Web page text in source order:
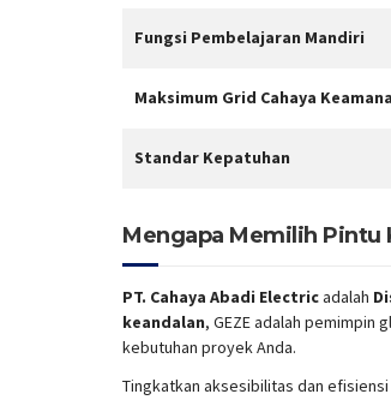
Fungsi Pembelajaran Mandiri
Maksimum Grid Cahaya
Standar Kepatuhan
Mengapa Memilih Pintu
PT. Cahaya Abadi Electricadalah
keandalan, GEZE adalah pemimpin
kebutuhan proyek Anda.
Tingkatkan aksesibilitas dan efisiensi